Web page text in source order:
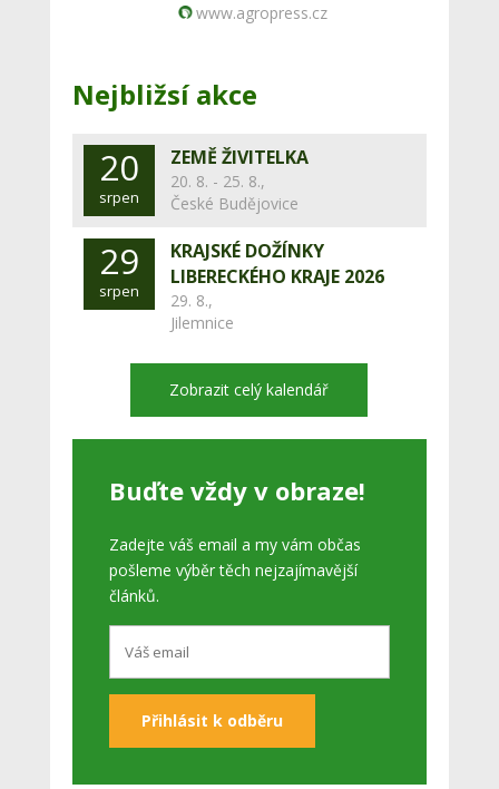
www.agropress.cz
Nejbližsí akce
20
srpen
ZEMĚ ŽIVITELKA
20. 8. - 25. 8.,
České Budějovice
29
srpen
KRAJSKÉ DOŽÍNKY
LIBERECKÉHO KRAJE 2026
29. 8.,
Jilemnice
Zobrazit celý kalendář
Buďte vždy v obraze!
Zadejte váš email a my vám občas
pošleme výběr těch nejzajímavější
článků.